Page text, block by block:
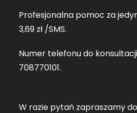
Profesjonalna pomoc za
3,69 zł /SMS.
Numer telefonu do
708770101.
W razie pytań zapraszamy